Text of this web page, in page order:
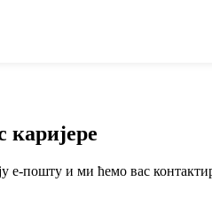
каријере
пошту и ми ћемо вас